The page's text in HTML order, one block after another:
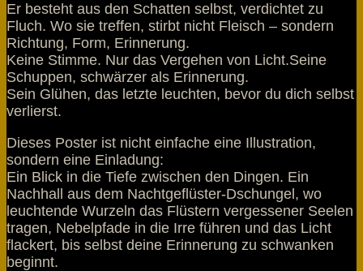
Er besteht aus den Schatten selbst, verdichtet zu
Fluch. Wo sie treffen, stirbt nicht Fleisch – sondern
Richtung, Form, Erinnerung.
Keine Stimme. Nur das Vergehen von Licht.Seine
Schuppen, schwärzer als Erinnerung.
Sein Glühen, das letzte leuchten, bevor du dich selbst
verlierst.
Dieses Poster ist nicht einfache eine Illustration,
sondern eine Einladung:
Ein Blick in die Tiefe zwischen den Dingen. Ein
Nachhall aus dem Nachtgeflüster-Dschungel, wo
leuchtende Wurzeln das Flüstern vergessener Seelen
tragen, Nebelpfade in die Irre führen und das Licht
flackert, bis selbst deine Erinnerung zu schwanken
beginnt.